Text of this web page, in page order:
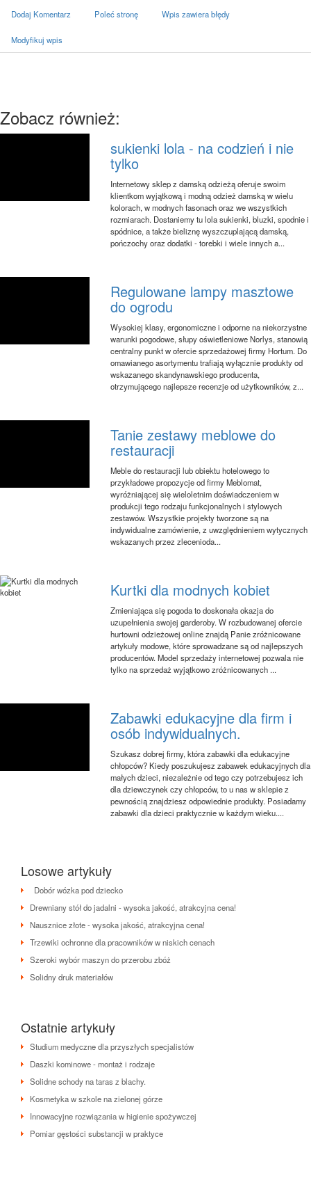
Dodaj Komentarz Poleć stronę Wpis zawiera błędy
Modyfikuj wpis
Zobacz również:
sukienki lola - na codzień i nie
tylko
Internetowy sklep z damską odzieżą oferuje swoim
klientkom wyjątkową i modną odzież damską w wielu
kolorach, w modnych fasonach oraz we wszystkich
rozmiarach. Dostaniemy tu lola sukienki, bluzki, spodnie i
spódnice, a także bieliznę wyszczuplającą damską,
pończochy oraz dodatki - torebki i wiele innych a...
Regulowane lampy masztowe
do ogrodu
Wysokiej klasy, ergonomiczne i odporne na niekorzystne
warunki pogodowe, słupy oświetleniowe Norlys, stanowią
centralny punkt w ofercie sprzedażowej firmy Hortum. Do
omawianego asortymentu trafiają wyłącznie produkty od
wskazanego skandynawskiego producenta,
otrzymującego najlepsze recenzje od użytkowników, z...
Tanie zestawy meblowe do
restauracji
Meble do restauracji lub obiektu hotelowego to
przykładowe propozycje od firmy Meblomat,
wyróżniającej się wieloletnim doświadczeniem w
produkcji tego rodzaju funkcjonalnych i stylowych
zestawów. Wszystkie projekty tworzone są na
indywidualne zamówienie, z uwzględnieniem wytycznych
wskazanych przez zlecenioda...
Kurtki dla modnych kobiet
Zmieniająca się pogoda to doskonała okazja do
uzupełnienia swojej garderoby. W rozbudowanej ofercie
hurtowni odzieżowej online znajdą Panie zróżnicowane
artykuły modowe, które sprowadzane są od najlepszych
producentów. Model sprzedaży internetowej pozwala nie
tylko na sprzedaż wyjątkowo zróżnicowanych ...
Zabawki edukacyjne dla firm i
osób indywidualnych.
Szukasz dobrej firmy, która zabawki dla edukacyjne
chłopców? Kiedy poszukujesz zabawek edukacyjnych dla
małych dzieci, niezależnie od tego czy potrzebujesz ich
dla dziewczynek czy chłopców, to u nas w sklepie z
pewnością znajdziesz odpowiednie produkty. Posiadamy
zabawki dla dzieci praktycznie w każdym wieku....
Losowe artykuły
Dobór wózka pod dziecko
Drewniany stół do jadalni - wysoka jakość, atrakcyjna cena!
Nausznice złote - wysoka jakość, atrakcyjna cena!
Trzewiki ochronne dla pracowników w niskich cenach
Szeroki wybór maszyn do przerobu zbóż
Solidny druk materiałów
Ostatnie artykuły
Studium medyczne dla przyszłych specjalistów
Daszki kominowe - montaż i rodzaje
Solidne schody na taras z blachy.
Kosmetyka w szkole na zielonej górze
Innowacyjne rozwiązania w higienie spożywczej
Pomiar gęstości substancji w praktyce